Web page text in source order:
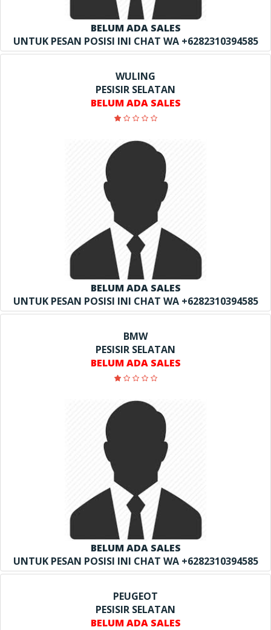
BELUM ADA SALES
UNTUK PESAN POSISI INI CHAT WA +6282310394585
WULING
PESISIR SELATAN
BELUM ADA SALES
BELUM ADA SALES
UNTUK PESAN POSISI INI CHAT WA +6282310394585
BMW
PESISIR SELATAN
BELUM ADA SALES
BELUM ADA SALES
UNTUK PESAN POSISI INI CHAT WA +6282310394585
PEUGEOT
PESISIR SELATAN
BELUM ADA SALES